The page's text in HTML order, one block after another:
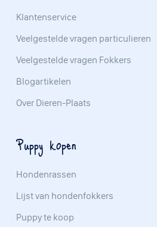
Klantenservice
Veelgestelde vragen particulieren
Veelgestelde vragen Fokkers
Blogartikelen
Over Dieren-Plaats
Puppy kopen
Hondenrassen
Lijst van hondenfokkers
Puppy te koop